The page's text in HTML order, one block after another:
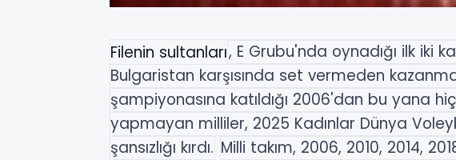
Filenin sultanları, E Grubu'nda oynadığı ilk iki
Bulgaristan karşısında set vermeden
şampiyonasına katıldığı 2006'dan bu yana
yapmayan milliler, 2025 Kadınlar Dünya
şansızlığı kırdı. Milli takım, 2006, 2010, 2014,